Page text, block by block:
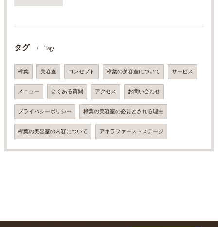
タグ Tags
樟葉 美容室 コンセプト 樟葉の美容室について サービス
メニュー よくある質問 アクセス お問い合わせ
プライバシーポリシー 樟葉の美容室の必要とされる理由
樟葉の美容室の内容について アキラファーストステージ